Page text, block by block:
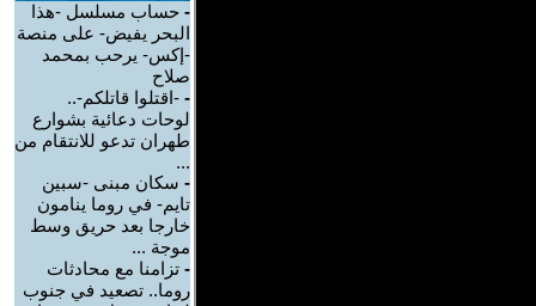
- حساب مسلسل -هذا
البحر يفيض- على منصة
-إكس- يرحب بمحمد
صلاح
- -اقتلوا قاتلكم-..
لوحات دعائية بشوارع
طهران تدعو للانتقام من
...
- سكان مبنى -سبين
تايم- في روما ينامون
خارجا بعد حريق وسط
موجة ...
- تزامنا مع محادثات
روما.. تصعيد في جنوب